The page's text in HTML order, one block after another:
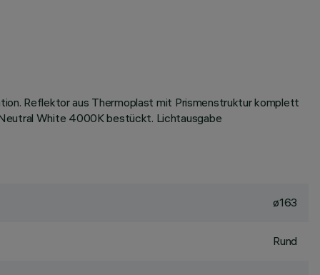
Reflektor aus Thermoplast mit Prismenstruktur komplett
White 4000K bestückt. Lichtausgabe
ø163
Rund